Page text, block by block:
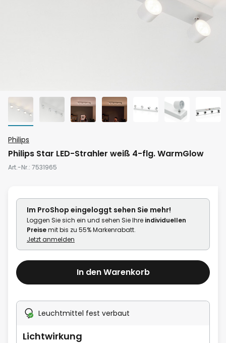
Zum
Anfang
der
Bildgalerie
Philips
Philips Star LED-Strahler weiß 4-flg. WarmGlow
Art.-Nr. 7531965
Im ProShop eingeloggt sehen Sie mehr!
Loggen Sie sich ein und sehen Sie Ihre individuellen
Preisemit bis zu 55% Markenrabatt.
Jetzt anmelden
In den Warenkorb
Leuchtmittel fest verbaut
Lichtwirkung